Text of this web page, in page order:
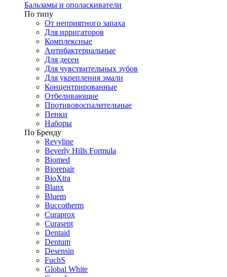
Бальзамы и ополаскиватели
По типу
От неприятного запаха
Для ирригаторов
Комплексные
Антибактериальные
Для десен
Для чувствительных зубов
Для укрепления эмали
Концентрированные
Отбеливающие
Противовоспалительные
Пенки
Наборы
По Бренду
Revyline
Beverly Hills Formula
Biomed
Biorepair
BioXtra
Blanx
Bluem
Buccotherm
Curaprox
Curasept
Dentaid
Dentum
Desensin
FuchS
Global White